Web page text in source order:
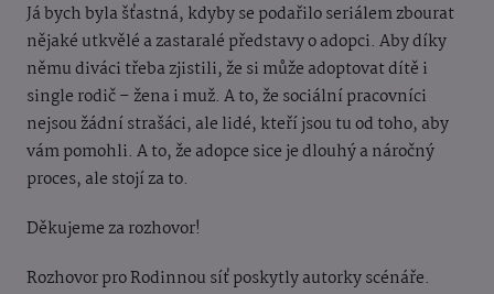
Já bych byla šťastná, kdyby se podařilo seriálem zbourat
nějaké utkvělé a zastaralé představy o adopci. Aby díky
němu diváci třeba zjistili, že si může adoptovat dítě i
single rodič – žena i muž. A to, že sociální pracovníci
nejsou žádní strašáci, ale lidé, kteří jsou tu od toho, aby
vám pomohli. A to, že adopce sice je dlouhý a náročný
proces, ale stojí za to.
Děkujeme za rozhovor!
Rozhovor pro Rodinnou síť poskytly autorky scénáře.